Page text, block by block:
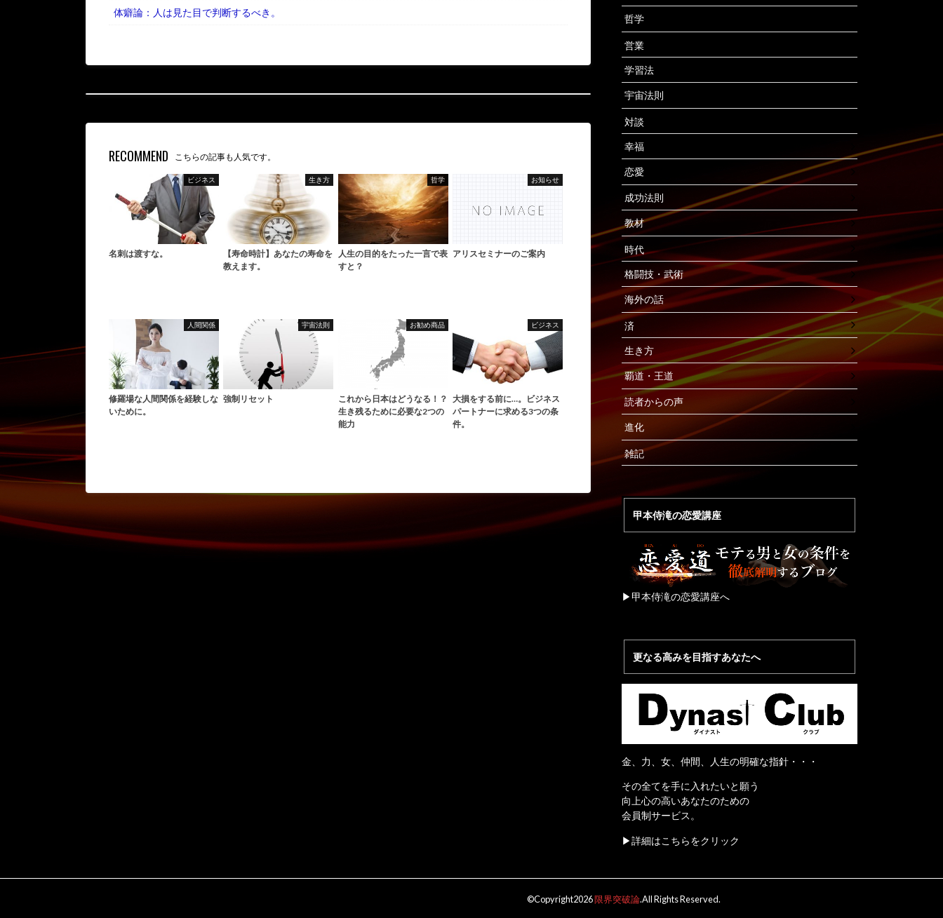
体癖論：人は見た目で判断するべき。
RECOMMEND こちらの記事も人気です。
ビジネス
名刺は渡すな。
生き方
【寿命時計】あなたの寿命を
教えます。
哲学
人生の目的をたった一言で表
すと？
お知らせ
アリスセミナーのご案内
人間関係
修羅場な人間関係を経験しな
いために。
宇宙法則
強制リセット
お勧め商品
これから日本はどうなる！？
生き残るために必要な2つの
能力
ビジネス
大損をする前に…。ビジネス
パートナーに求める3つの条
件。
哲学
営業
学習法
宇宙法則
対談
幸福
恋愛
成功法則
教材
時代
格闘技・武術
海外の話
済
生き方
覇道・王道
読者からの声
進化
雑記
甲本侍滝の恋愛講座
▶︎甲本侍滝の恋愛講座へ
更なる高みを目指すあなたへ
金、力、女、仲間、人生の明確な指針・・・
その全てを手に入れたいと願う
向上心の高いあなたのための
会員制サービス。
▶詳細はこちらをクリック
©Copyright2026限界突破論.All Rights Reserved.